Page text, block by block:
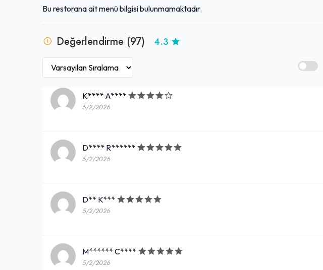
Bu restorana ait menü bilgisi bulunmamaktadır.
Değerlendirme (97) 4.3
K**** A****
5/2/2026
D**** R******
5/2/2026
D** K***
5/2/2026
M****** C****
5/2/2026